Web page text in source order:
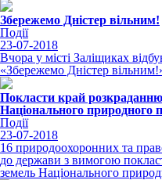
Збережемо Дністер вільним!
Події
23-07-2018
Вчора у місті Заліщиках
«Збережемо Дністер
Покласти край розкраданню
Національного природного
Події
23-07-2018
16 природоохоронних та
до держави з вимогою
земель Національного